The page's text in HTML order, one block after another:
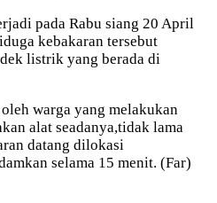
pada Rabu siang 20 April
kebakaran tersebut
listrik yang berada di
warga yang melakukan
alat seadanya,tidak lama
datang dilokasi
selama 15 menit. (Far)